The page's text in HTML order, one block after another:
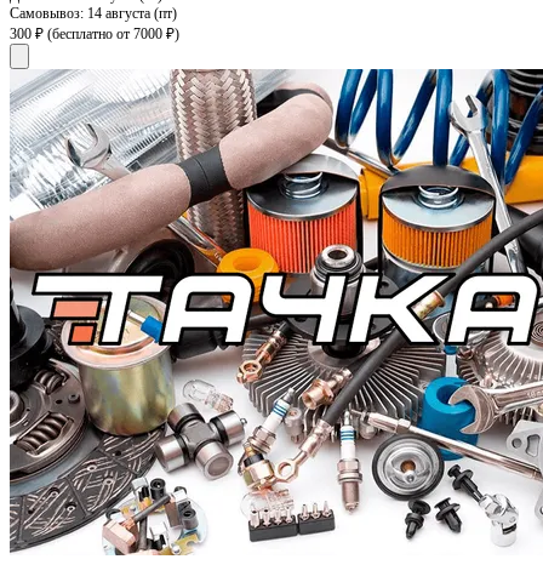
Самовывоз: 14 августа (пт)
300 ₽ (бесплатно от 7000 ₽)